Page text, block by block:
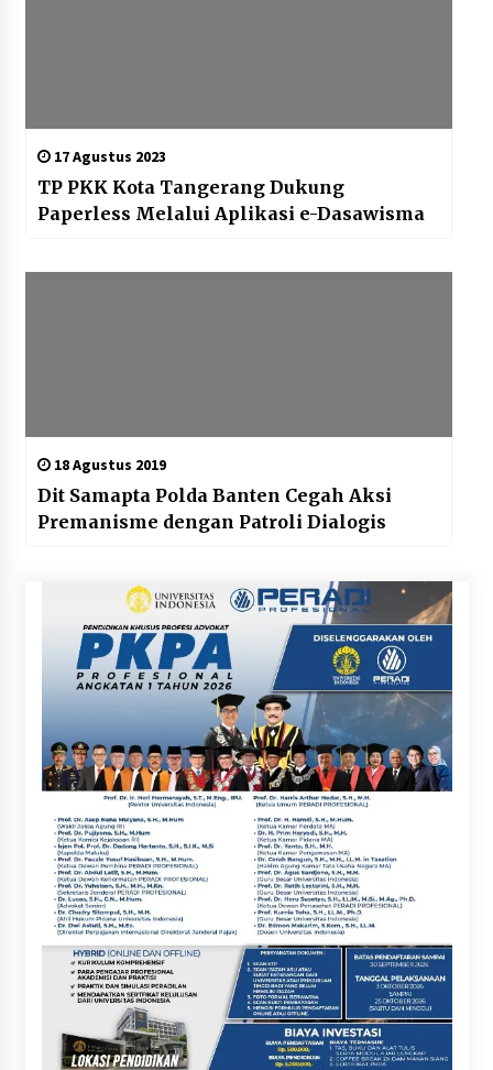
17 Agustus 2023
TP PKK Kota Tangerang Dukung
Paperless Melalui Aplikasi e-Dasawisma
18 Agustus 2019
Dit Samapta Polda Banten Cegah Aksi
Premanisme dengan Patroli Dialogis